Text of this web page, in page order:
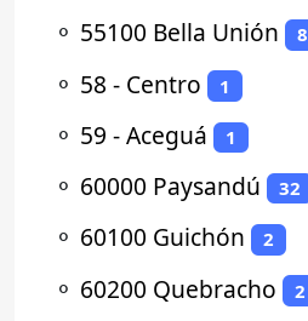
⚬ 55100 Bella Unión 8
⚬ 58 - Centro 1
⚬ 59 - Aceguá 1
⚬ 60000 Paysandú 32
⚬ 60100 Guichón 2
⚬ 60200 Quebracho 2